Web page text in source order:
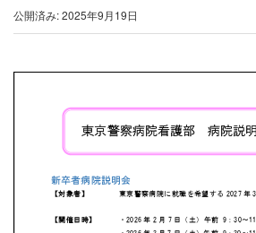
公開済み: 2025年9月19日